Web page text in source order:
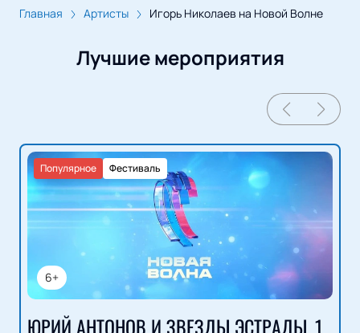
Главная Артисты Игорь Николаев на Новой Волне
Лучшие мероприятия
6+
Фестиваль
Популярное
ЮРИЙ АНТОНОВ И ЗВЕЗДЫ ЭСТРАДЫ, 1